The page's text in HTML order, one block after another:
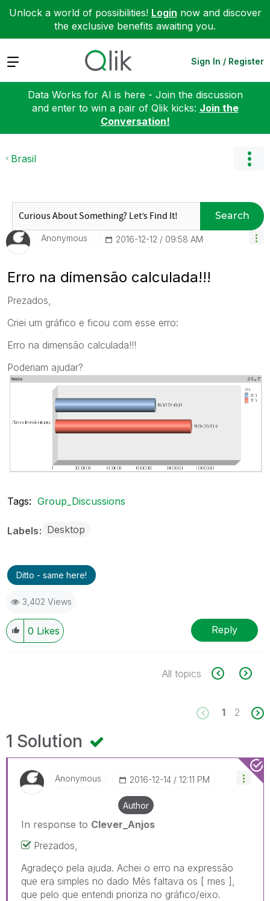
Unlock a world of possibilities! Login now and discover
the exclusive benefits awaiting you.
Expand Sign In / Register
Data Works for AI is here - Join the discussion
and enter to win a pair of Qlik kicks: Join the
Conversation!
Brasil
Search
Anonymous ‎2016-12-12 09:58 AM
Erro na dimensão calculada!!!
Prezados,
Criei um gráfico e ficou com esse erro:
Erro na dimensão calculada!!!
Poderiam ajudar?
Tags: Group_Discussions
Labels Desktop
Ditto - same here!
3,402 Views
0 Likes Reply
All topics
1 2
1 Solution
Anonymous ‎2016-12-14 12:11 PM
Author
In response to Clever_Anjos
Prezados,
Agradeço pela ajuda. Achei o erro na expressão
que era simples no dado Mês faltava os [ mes ],
que pelo que entendi prioriza no gráfico/eixo.